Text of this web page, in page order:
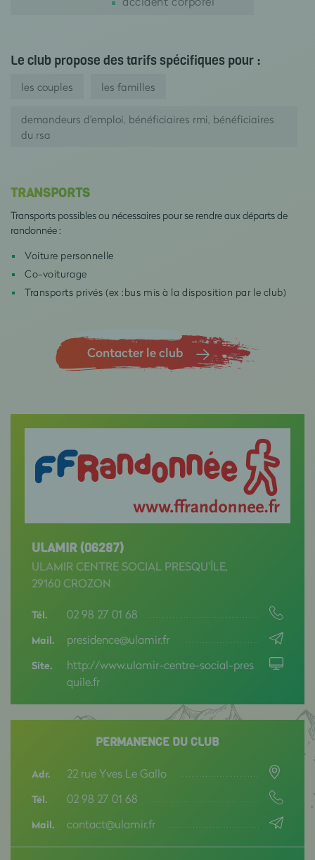
Le club propose des tarifs spécifiques pour :
les couples les familles
demandeurs d'emploi, bénéficiaires rmi, bénéficiaires
du rsa
TRANSPORTS
Transports possibles ou nécessaires pour se rendre aux départs de
randonnée :
Voiture personnelle
Co-voiturage
Transports privés (ex :bus mis à la disposition par le club)
Contacter le club
ULAMIR (06287)
ULAMIR CENTRE SOCIAL PRESQU'ÎLE,
29160 CROZON
Tél. 02 98 27 01 68
Mail. presidence@ulamir.fr
Site.
http://www.ulamir-centre-social-pres
quile.fr
PERMANENCE DU CLUB
Adr. 22 rue Yves Le Gallo
Tél. 02 98 27 01 68
Mail. contact@ulamir.fr